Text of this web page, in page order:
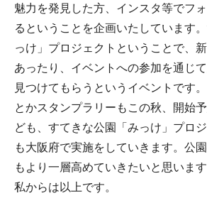
魅力を発見した方、インスタ等でフ
るということを企画いたしています
っけ」プロジェクトということで、
あったり、イベントへの参加を通じ
見つけてもらうというイベントです
とかスタンプラリーもこの秋、開始
ども、すてきな公園「みっけ」プロ
も大阪府で実施をしていきます。公
もより一層高めていきたいと思います
私からは以上です。